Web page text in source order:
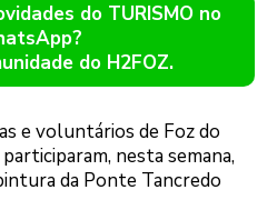
do TURISMO no
do H2FOZ.
e voluntários de Foz do
nesta semana,
da Ponte Tancredo